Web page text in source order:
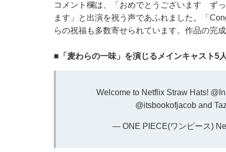
コメント欄は、「おめでとうございます ず
ます」と出演を祝う声であふれました。「
らの祝福も多数寄せられています。作品の完
■「麦わらの一味」を演じるメインキャスト5
Welcome to Netflix Straw Hats!
@itsbookofjacob and
— ONE PIECE(ワンピース)